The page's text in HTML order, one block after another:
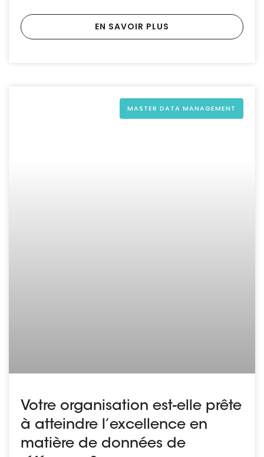
EN SAVOIR PLUS
MASTER DATA MANAGEMENT
Votre organisation est-elle prête
à atteindre l’excellence en
matière de données de